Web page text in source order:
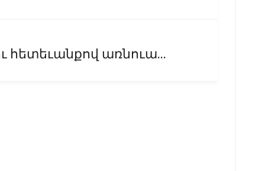
հետեւանքով առնուա...